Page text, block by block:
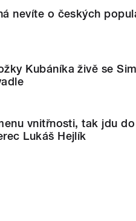
nevíte o českých
Kubáníka živě se
vnitřnosti, tak jdu
Lukáš Hejlík